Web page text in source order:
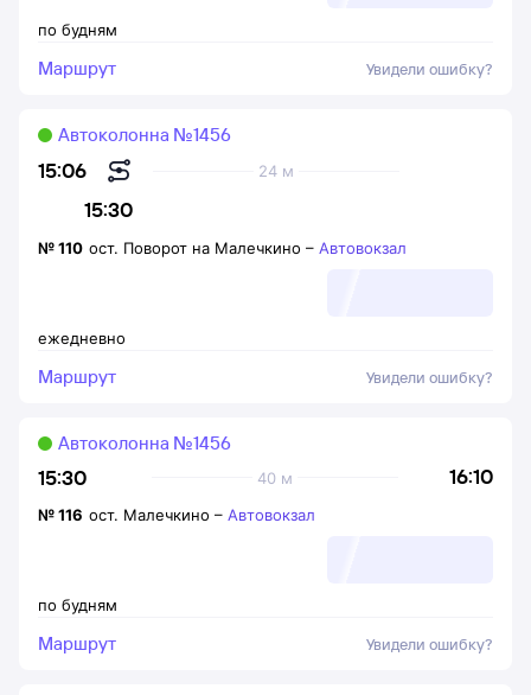
по будням
Маршрут Увидели ошибку?
15:06
15:30
24 м
Автоколонна №1456
ежедневно
№110 ост. Поворот на Малечкино – Автовокзал
Маршрут Увидели ошибку?
15:30 16:10
40 м
Автоколонна №1456
по будням
№116 ост. Малечкино – Автовокзал
Маршрут Увидели ошибку?